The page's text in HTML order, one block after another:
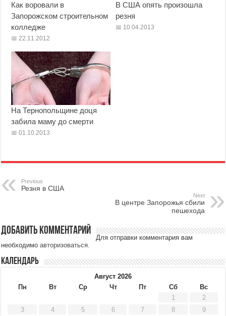
Как воровали в
Запорожском строительном
колледже
22.11.2012
В США опять произошла
резня
10.04.2013
На Тернопольщине доця
забила маму до смерти
01.10.2013
Previous
Резня в США
Next
В центре Запорожья сбили
пешехода
Добавить комментарий
Для отправки комментария вам
необходимоавторизоваться.
Календарь
Август 2026
Пн
Вт Ср Чт Пт Сб
Вс
1
2
3
4 5 6 7 8
9